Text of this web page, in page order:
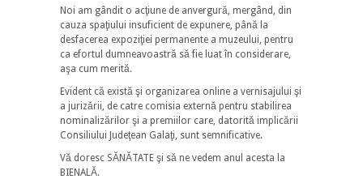
Noi am gândit o acţiune de anvergură, mergând, din
cauza spaţiului insuficient de expunere, până la
desfacerea expoziţiei permanente a muzeului, pentru
ca efortul dumneavoastră să fie luat în considerare,
aşa cum merită.
Evident că există şi organizarea online a vernisajului şi
a jurizării, de catre comisia externă pentru stabilirea
nominalizărilor şi a premiilor care, datorită implicării
Consiliului Judeţean Galaţi, sunt semnificative.
Vă doresc SĂNĂTATE şi să ne vedem anul acesta la
BIENALĂ.